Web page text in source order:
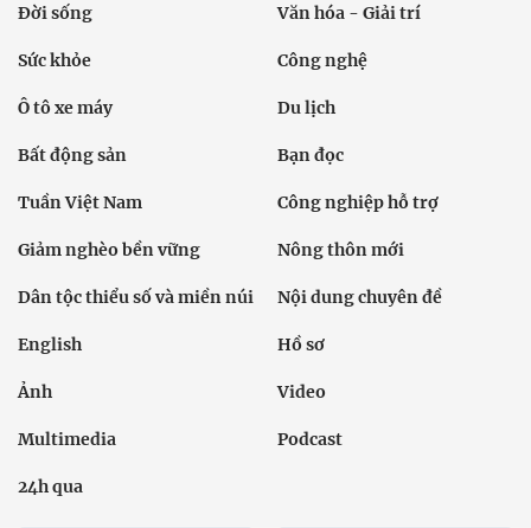
Đời sống Văn hóa - Giải trí
Sức khỏe Công nghệ
Ô tô xe máy Du lịch
Bất động sản Bạn đọc
Tuần Việt Nam Công nghiệp hỗ trợ
Giảm nghèo bền vững Nông thôn mới
Dân tộc thiểu số và miền núi Nội dung chuyên đề
English Hồ sơ
Ảnh Video
Multimedia Podcast
24h qua